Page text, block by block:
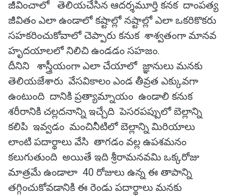
జీవించాలో తెలియచేసిన ఆదర్శమూర్తి కనక దాంపత్య
జీవితం ఎలా ఉండాలో కష్టాల్లో నష్టాల్లో ఎలా ఒకరికొకరు
సహకరించుకోవాలో చెప్పారు కనుక శాశ్వతంగా మానవ
హృదయాలలో నిలిచి ఉండడం సహజం.
దీనిని శాస్త్రీయంగా ఎలా చేయాలో జ్ఞానులు మనకు
తెలియజేశారు వేసవికాలం ఎండ తీవ్రత ఎక్కువగా
ఉంటుంది దానికి ప్రత్యామ్నాయం ఉండాలి కనుక
శరీరానికి చల్లదనాన్ని ఇచ్చేది పెసరపప్పులో బెల్లాన్ని
కలిపి ఇవ్వడం మంచినీటిలో బెల్లాన్ని మిరియాలు
లాంటి పదార్థాలు వేసి తాగడం వల్ల ఉపశమనం
కలుగుతుంది అయితే ఇది శ్రీరామనవమి ఒక్కరోజు
మాత్రమే ఉండాలా 40 రోజులు ఉన్న ఈ తాపాన్ని
తగ్గించుకోవడానికి ఈ రెండు పదార్థాలు మనకు